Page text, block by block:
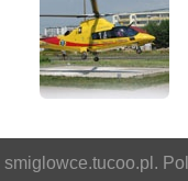
smiglowce.tucoo.pl .